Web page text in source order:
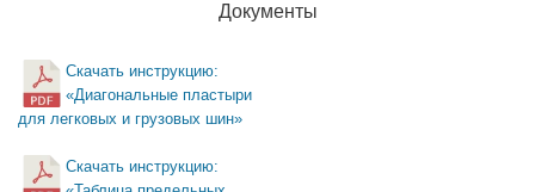
Документы
Скачать инструкцию:
«Диагональные пластыри
для легковых и грузовых шин»
Скачать инструкцию: